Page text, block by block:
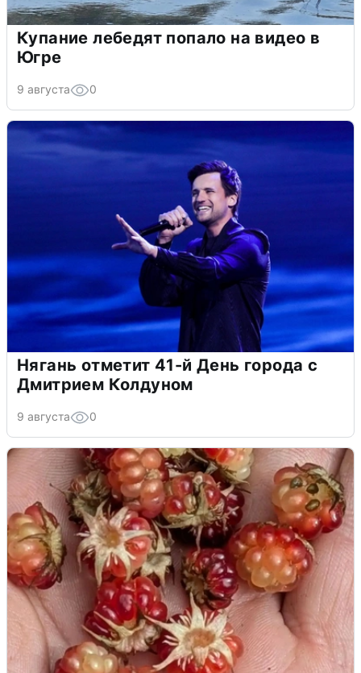
Купание лебедят попало на видео в
Югре
9 августа 0
Нягань отметит 41-й День города с
Дмитрием Колдуном
9 августа 0